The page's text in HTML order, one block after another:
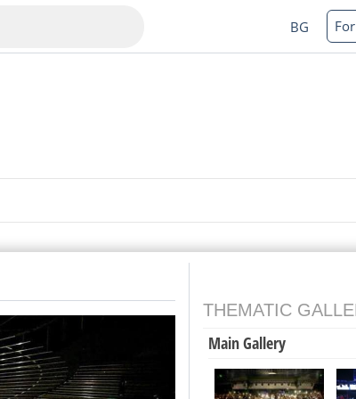
BG
THEMATIC
Main Gallery